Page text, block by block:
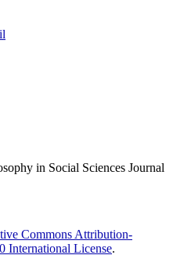
in Social Sciences Journal
Commons Attribution-
International License.